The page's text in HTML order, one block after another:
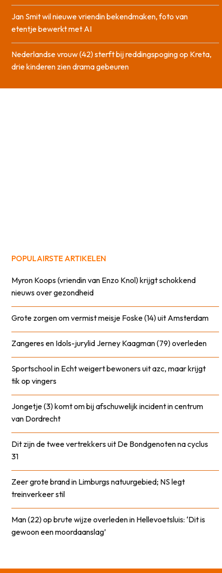
Jan Smit wil nieuwe vriendin bekendmaken, foto van
etentje bewerkt met AI
Nederlandse vrouw (42) sterft bij reddingspoging op Kreta,
drie kinderen zien drama gebeuren
POPULAIRSTE ARTIKELEN
Myron Koops (vriendin van Enzo Knol) krijgt schokkend
nieuws over gezondheid
Grote zorgen om vermist meisje Foske (14) uit Amsterdam
Zangeres en Idols-jurylid Jerney Kaagman (79) overleden
Sportschool in Echt weigert bewoners uit azc, maar krijgt
tik op vingers
Jongetje (3) komt om bij afschuwelijk incident in centrum
van Dordrecht
Dit zijn de twee vertrekkers uit De Bondgenoten na cyclus
31
Zeer grote brand in Limburgs natuurgebied; NS legt
treinverkeer stil
Man (22) op brute wijze overleden in Hellevoetsluis: ‘Dit is
gewoon een moordaanslag’